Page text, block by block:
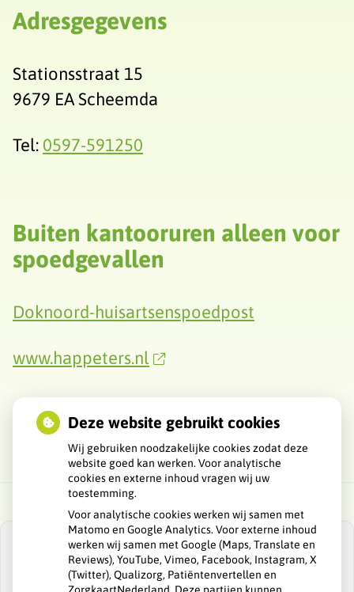
Adresgegevens
Stationsstraat 15
9679 EA Scheemda
Tel: 0597-591250
Buiten kantooruren alleen voor
spoedgevallen
Doknoord-huisartsenspoedpost
www.happeters.nl
Deze website gebruikt cookies
Wij gebruiken noodzakelijke cookies zodat deze
website goed kan werken. Voor analytische
cookies en externe inhoud vragen wij uw
toestemming.
Voor analytische cookies werken wij samen met
Matomo en Google Analytics. Voor externe inhoud
werken wij samen met Google (Maps, Translate en
Reviews), YouTube, Vimeo, Facebook, Instagram, X
(Twitter), Qualizorg, Patiëntenvertellen en